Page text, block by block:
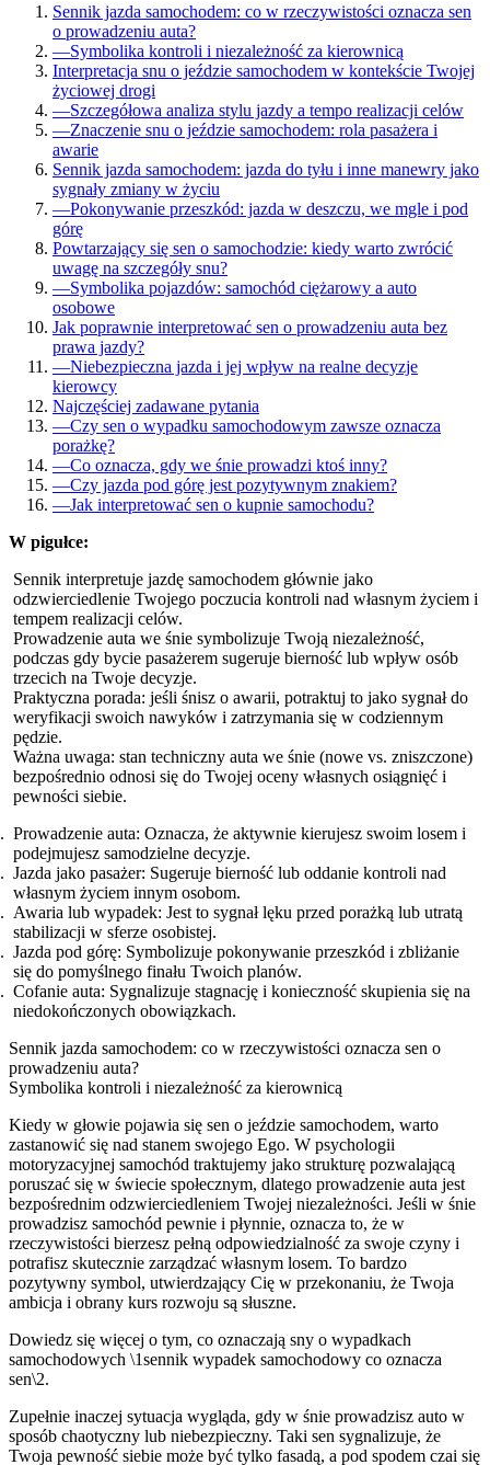
Sennik jazda samochodem: co w rzeczywistości oznacza sen
o prowadzeniu auta?
—Symbolika kontroli i niezależność za kierownicą
Interpretacja snu o jeździe samochodem w kontekście Twojej
życiowej drogi
—Szczegółowa analiza stylu jazdy a tempo realizacji celów
—Znaczenie snu o jeździe samochodem: rola pasażera i
awarie
Sennik jazda samochodem: jazda do tyłu i inne manewry jako
sygnały zmiany w życiu
—Pokonywanie przeszkód: jazda w deszczu, we mgle i pod
górę
Powtarzający się sen o samochodzie: kiedy warto zwrócić
uwagę na szczegóły snu?
—Symbolika pojazdów: samochód ciężarowy a auto
osobowe
Jak poprawnie interpretować sen o prowadzeniu auta bez
prawa jazdy?
—Niebezpieczna jazda i jej wpływ na realne decyzje
kierowcy
Najczęściej zadawane pytania
—Czy sen o wypadku samochodowym zawsze oznacza
porażkę?
—Co oznacza, gdy we śnie prowadzi ktoś inny?
—Czy jazda pod górę jest pozytywnym znakiem?
—Jak interpretować sen o kupnie samochodu?
W pigułce:
Sennik interpretuje jazdę samochodem głównie jako
odzwierciedlenie Twojego poczucia kontroli nad własnym życiem i
tempem realizacji celów.
Prowadzenie auta we śnie symbolizuje Twoją niezależność,
podczas gdy bycie pasażerem sugeruje bierność lub wpływ osób
trzecich na Twoje decyzje.
Praktyczna porada: jeśli śnisz o awarii, potraktuj to jako sygnał do
weryfikacji swoich nawyków i zatrzymania się w codziennym
pędzie.
Ważna uwaga: stan techniczny auta we śnie (nowe vs. zniszczone)
bezpośrednio odnosi się do Twojej oceny własnych osiągnięć i
pewności siebie.
Prowadzenie auta: Oznacza, że aktywnie kierujesz swoim losem i
podejmujesz samodzielne decyzje.
Jazda jako pasażer: Sugeruje bierność lub oddanie kontroli nad
własnym życiem innym osobom.
Awaria lub wypadek: Jest to sygnał lęku przed porażką lub utratą
stabilizacji w sferze osobistej.
Jazda pod górę: Symbolizuje pokonywanie przeszkód i zbliżanie
się do pomyślnego finału Twoich planów.
Cofanie auta: Sygnalizuje stagnację i konieczność skupienia się na
niedokończonych obowiązkach.
Sennik jazda samochodem: co w rzeczywistości oznacza sen o
prowadzeniu auta?
Symbolika kontroli i niezależność za kierownicą
Kiedy w głowie pojawia się sen o jeździe samochodem, warto
zastanowić się nad stanem swojego Ego. W psychologii
motoryzacyjnej samochód traktujemy jako strukturę pozwalającą
poruszać się w świecie społecznym, dlatego prowadzenie auta jest
bezpośrednim odzwierciedleniem Twojej niezależności. Jeśli w śnie
prowadzisz samochód pewnie i płynnie, oznacza to, że w
rzeczywistości bierzesz pełną odpowiedzialność za swoje czyny i
potrafisz skutecznie zarządzać własnym losem. To bardzo
pozytywny symbol, utwierdzający Cię w przekonaniu, że Twoja
ambicja i obrany kurs rozwoju są słuszne.
Dowiedz się więcej o tym, co oznaczają sny o wypadkach
samochodowych \1sennik wypadek samochodowy co oznacza
sen\2.
Zupełnie inaczej sytuacja wygląda, gdy w śnie prowadzisz auto w
sposób chaotyczny lub niebezpieczny. Taki sen sygnalizuje, że
Twoja pewność siebie może być tylko fasadą, a pod spodem czai się